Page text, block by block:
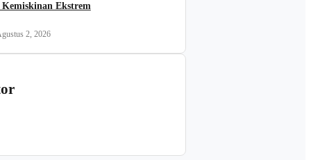
Kemiskinan Ekstrem
2, 2026